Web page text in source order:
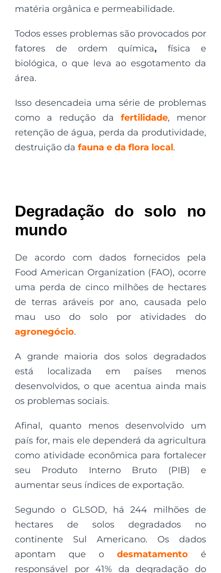
matéria orgânica e permeabilidade.
Todos esses problemas são provocados por
fatores de ordem química, física e
biológica, o que leva ao esgotamento da
área.
Isso desencadeia uma série de problemas
como a redução da fertilidade, menor
retenção de água, perda da produtividade,
destruição da fauna e da flora local.
Degradação do solo no
mundo
De acordo com dados fornecidos pela
Food American Organization (FAO), ocorre
uma perda de cinco milhões de hectares
de terras aráveis por ano, causada pelo
mau uso do solo por atividades do
agronegócio.
A grande maioria dos solos degradados
está localizada em países menos
desenvolvidos, o que acentua ainda mais
os problemas sociais.
Afinal, quanto menos desenvolvido um
país for, mais ele dependerá da agricultura
como atividade econômica para fortalecer
seu Produto Interno Bruto (PIB) e
aumentar seus índices de exportação.
Segundo o GLSOD, há 244 milhões de
hectares de solos degradados no
continente Sul Americano. Os dados
apontam que o desmatamento
é
responsável por 41% da degradação do